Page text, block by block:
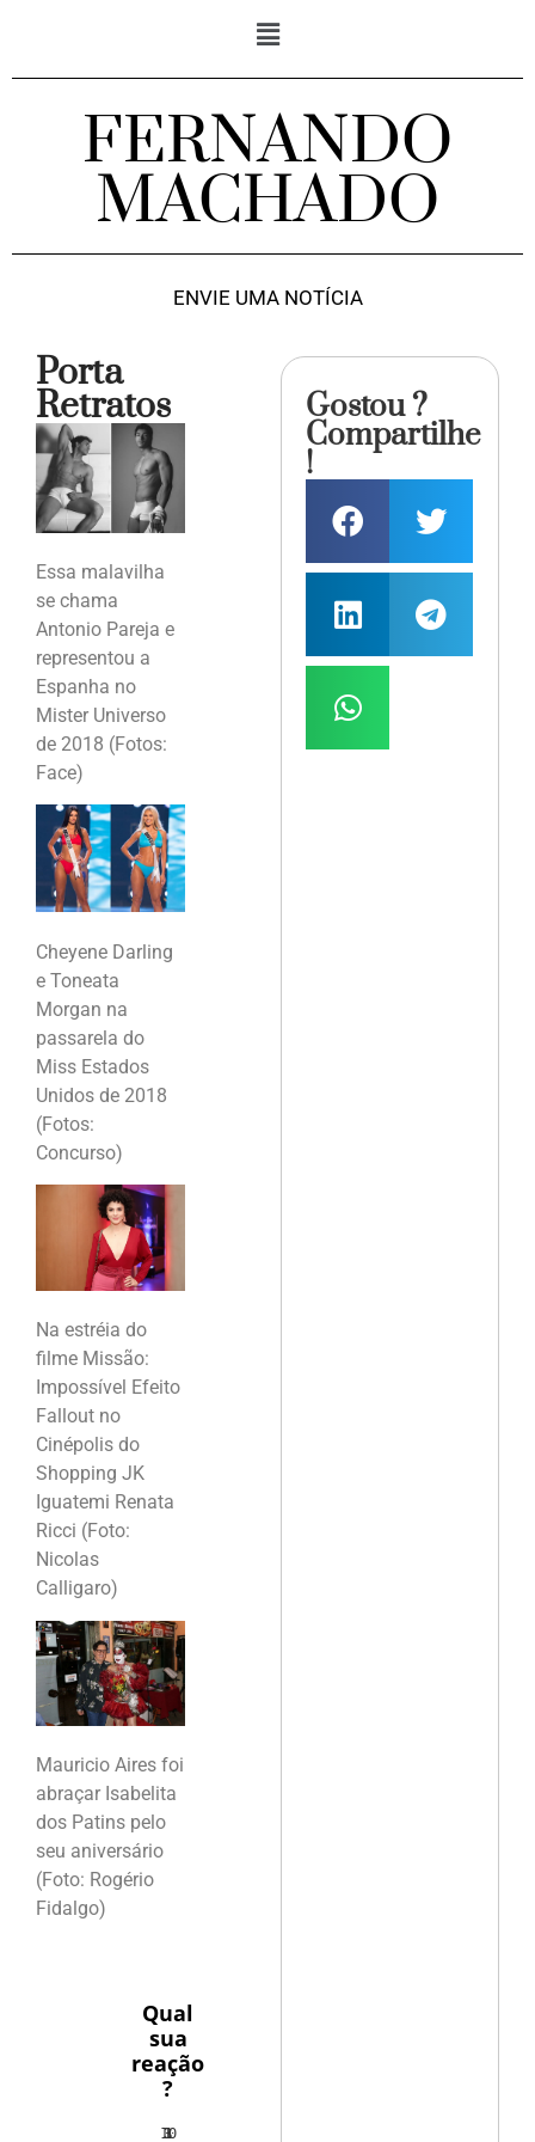
FERNANDO
MACHADO
ENVIE UMA NOTÍCIA
Porta
Retratos
Essa malavilha
se chama
Antonio Pareja e
representou a
Espanha no
Mister Universo
de 2018 (Fotos:
Face)
Cheyene Darling
e Toneata
Morgan na
passarela do
Miss Estados
Unidos de 2018
(Fotos:
Concurso)
Na estréia do
filme Missão:
Impossível Efeito
Fallout no
Cinépolis do
Shopping JK
Iguatemi Renata
Ricci (Foto:
Nicolas
Calligaro)
Mauricio Aires foi
abraçar Isabelita
dos Patins pelo
seu aniversário
(Foto: Rogério
Fidalgo)
Qual
sua
reação
?
3
1
1
3
10
Gostou ?
Compartilhe
!